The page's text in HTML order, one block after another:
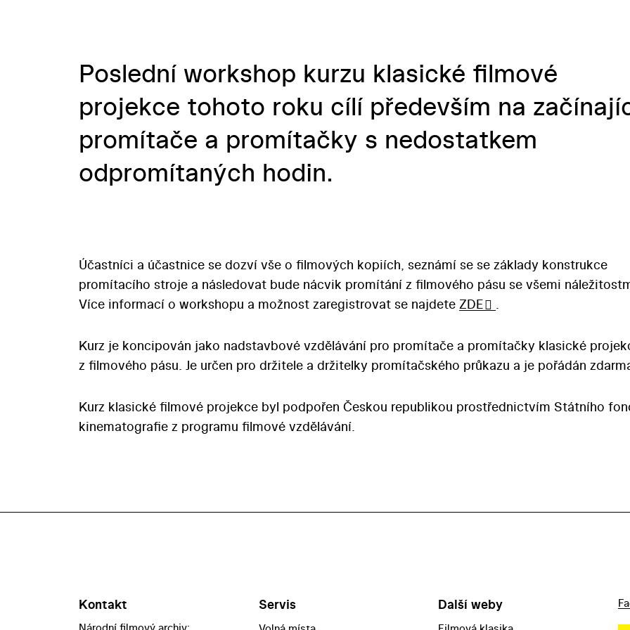
Poslední workshop kurzu klasické filmové
projekce tohoto roku cílí především na
promítače a promítačky s nedostatkem
odpromítaných hodin.
Účastníci a účastnice se dozví vše o filmových kopiích, seznámí se se základy konstrukce
promítacího stroje a následovat bude nácvik promítání z filmového pásu se všemi
Více informací o workshopu a možnost zaregistrovat se najdete ZDE .
Kurz je koncipován jako nadstavbové vzdělávání pro promítače a promítačky klasické
z filmového pásu. Je určen pro držitele a držitelky promítačského průkazu a je pořádán
Kurz klasické filmové projekce byl podpořen Českou republikou prostřednictvím Státního
kinematografie z programu filmové vzdělávání.
Kontakt Servis Další weby